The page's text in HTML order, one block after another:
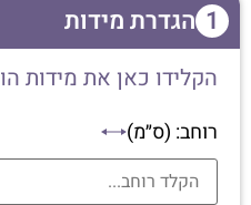
1 הגדרת מידות
הקלידו כאן את מידות
רוחב: (ס״מ)